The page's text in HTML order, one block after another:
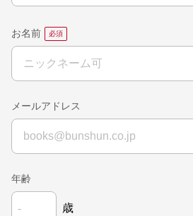
お名前
メールアドレス
年齢
歳